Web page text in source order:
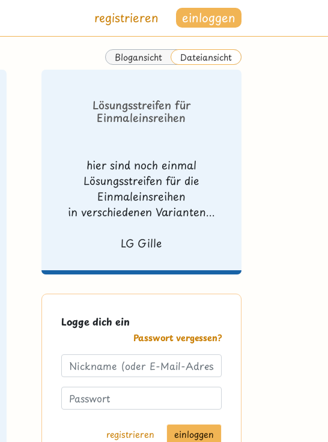
registrieren einloggen
Blogansicht Dateiansicht
Lösungsstreifen für
Einmaleinsreihen
hier sind noch einmal
Lösungsstreifen für die
Einmaleinsreihen
in verschiedenen Varianten...
LG Gille
Logge dich ein
Passwort vergessen?
registrieren